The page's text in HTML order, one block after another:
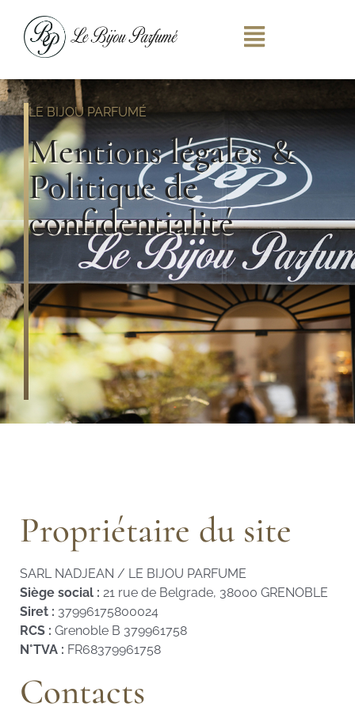
LE BIJOU PARFUMÉ
Mentions légales &
Politique de
confidentialité
Propriétaire du site
SARL NADJEAN / LE BIJOU PARFUME
Siège social : 21 rue de Belgrade, 38000 GRENOBLE
Siret : 37996175800024
RCS : Grenoble B 379961758
N°TVA : FR68379961758
Contacts